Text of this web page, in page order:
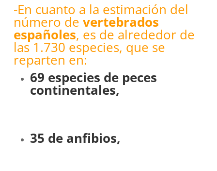
-En cuanto a la estimación del
número devertebrados
españoles, es de alrededor de
las 1.730 especies, que se
reparten en:
69 especies de peces
continentales,
35 de anfibios,